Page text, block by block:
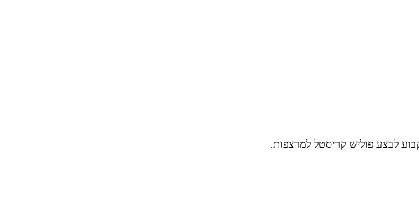
לבצע פוליש קריסטל למרצפות.